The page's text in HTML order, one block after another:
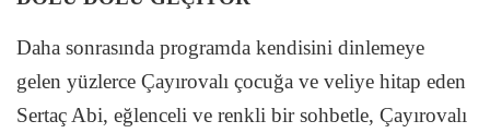
Daha sonrasında programda kendisini dinlemeye
gelen yüzlerce Çayırovalı çocuğa ve veliye hitap eden
Sertaç Abi, eğlenceli ve renkli bir sohbetle, Çayırovalı